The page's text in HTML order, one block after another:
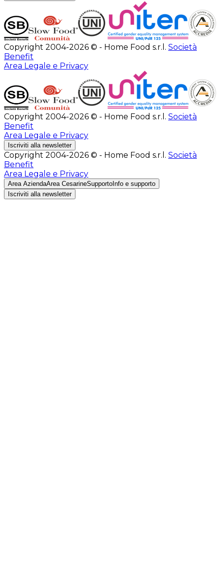
Copyright 2004-2026 © - Home Food s.r.l. Società
Benefit
Area Legale e Privacy
Copyright 2004-2026 © - Home Food s.r.l. Società
Benefit
Area Legale e Privacy
Iscriviti alla newsletter
Copyright 2004-2026 © - Home Food s.r.l. Società
Benefit
Area Legale e Privacy
Area AziendaArea CesarineSupporto Info e supporto
Iscriviti alla newsletter